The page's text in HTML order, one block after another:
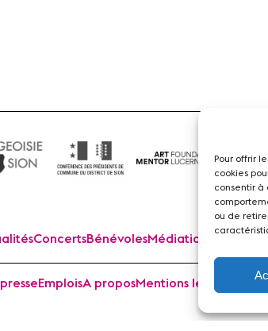
Pour offrir
cookies
consentir à
ou de
ConcertsBénévolesMédiation
EmploisA proposMentions légales